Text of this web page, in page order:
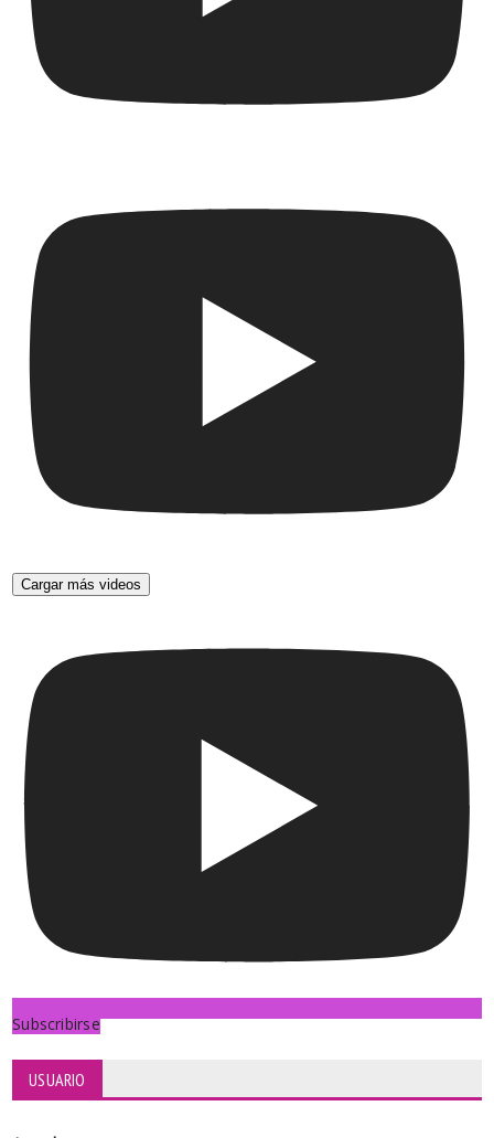
Cargar más videos
Subscribirse
USUARIO